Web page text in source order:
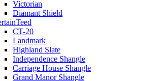
Victorian
Diamant Shield
CT-20
Landmark
Highland Slate
Independence Shangle
Carriage House Shangle
Grand Manor Shangle